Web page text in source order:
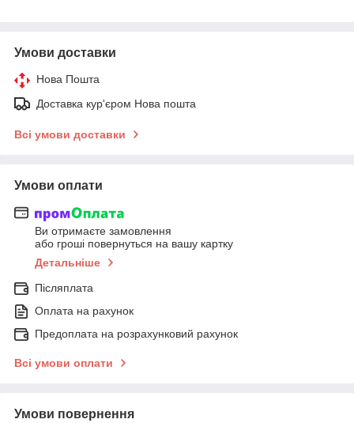
Умови доставки
Нова Пошта
Доставка кур'єром Нова пошта
Всі умови доставки
Умови оплати
Ви отримаєте замовлення
або гроші повернуться на вашу картку
Детальніше
Післяплата
Оплата на рахунок
Предоплата на розрахунковий рахунок
Всі умови оплати
Умови повернення